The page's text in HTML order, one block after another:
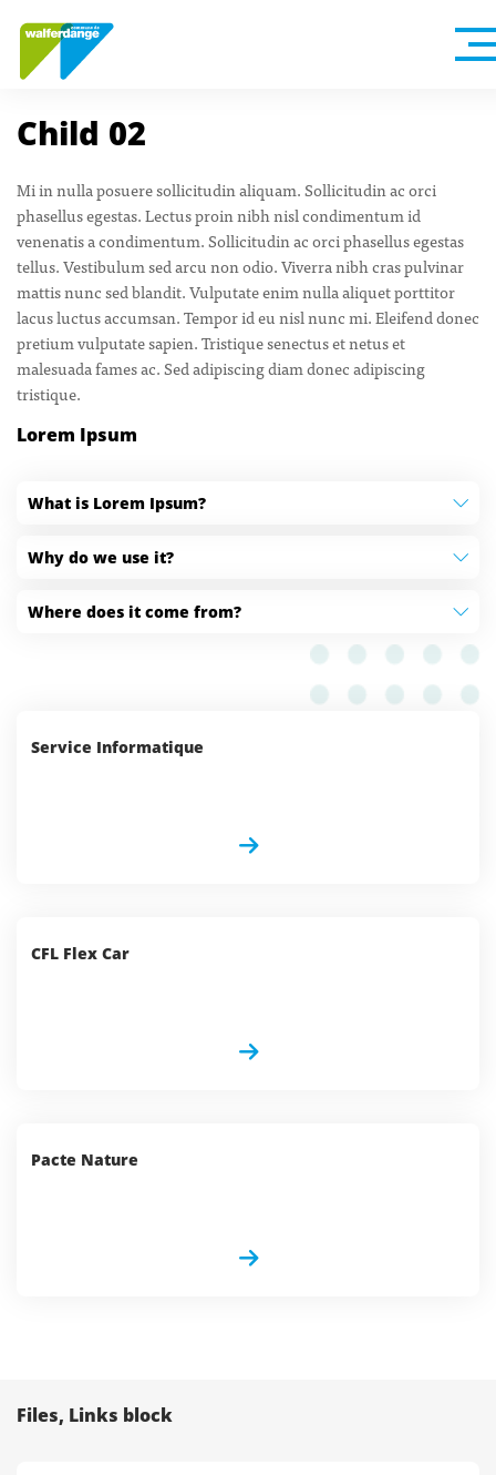
Child 02
Mi in nulla posuere sollicitudin aliquam. Sollicitudin ac orci
phasellus egestas. Lectus proin nibh nisl condimentum id
venenatis a condimentum. Sollicitudin ac orci phasellus egestas
tellus. Vestibulum sed arcu non odio. Viverra nibh cras pulvinar
mattis nunc sed blandit. Vulputate enim nulla aliquet porttitor
lacus luctus accumsan. Tempor id eu nisl nunc mi. Eleifend donec
pretium vulputate sapien. Tristique senectus et netus et
malesuada fames ac. Sed adipiscing diam donec adipiscing
tristique.
Lorem Ipsum
What is Lorem Ipsum?
Why do we use it?
Where does it come from?
Service Informatique
CFL Flex Car
Pacte Nature
Files, Links block